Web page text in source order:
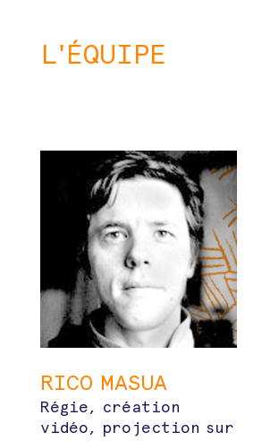
L'ÉQUIPE
RICO MASUA
Régie, création
vidéo, projection sur